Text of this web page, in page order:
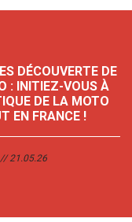
DÉCOUVERTE DE
: INITIEZ-VOUS À
DE LA MOTO
EN FRANCE !
21.05.26